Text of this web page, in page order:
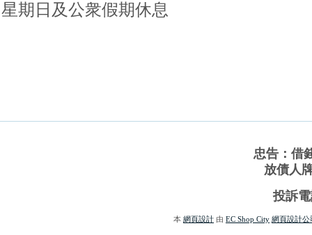
星期日及公衆假期休息
忠告：借
放債人
投訴
本 網頁設計 由 EC Shop City 網頁設計公